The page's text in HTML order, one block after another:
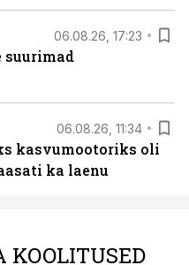
06.08.26, 17:23
suurimad
06.08.26, 11:34
kasvumootoriks oli
ka laenu
KOOLITUSED